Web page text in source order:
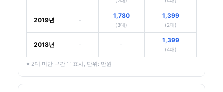
2019년 -
1,780
(3대)
1,399
(2대)
2018년 - -
1,399
(4대)
※ 2대 미만 구간 '-' 표시, 단위: 만원